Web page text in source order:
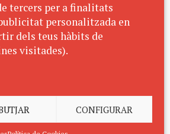
tercers per a finalitats
personalitzada en
dels teus hàbits de
visitades).
CONFIGURAR